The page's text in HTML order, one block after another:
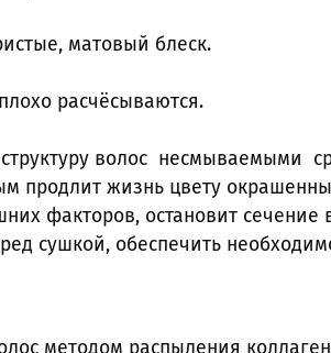
матовый блеск.
расчёсываются.
волос несмываемыми
продлит жизнь цвету
факторов, остановит
сушкой, обеспечить
методом распыления